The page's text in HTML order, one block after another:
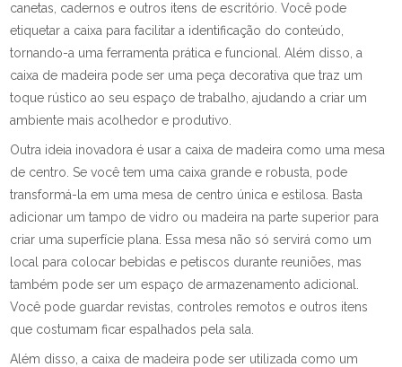
canetas, cadernos e outros itens de escritório. Você pode
etiquetar a caixa para facilitar a identificação do conteúdo,
tornando-a uma ferramenta prática e funcional. Além disso, a
caixa de madeira pode ser uma peça decorativa que traz um
toque rústico ao seu espaço de trabalho, ajudando a criar um
ambiente mais acolhedor e produtivo.
Outra ideia inovadora é usar a caixa de madeira como uma mesa
de centro. Se você tem uma caixa grande e robusta, pode
transformá-la em uma mesa de centro única e estilosa. Basta
adicionar um tampo de vidro ou madeira na parte superior para
criar uma superfície plana. Essa mesa não só servirá como um
local para colocar bebidas e petiscos durante reuniões, mas
também pode ser um espaço de armazenamento adicional.
Você pode guardar revistas, controles remotos e outros itens
que costumam ficar espalhados pela sala.
Além disso, a caixa de madeira pode ser utilizada como um